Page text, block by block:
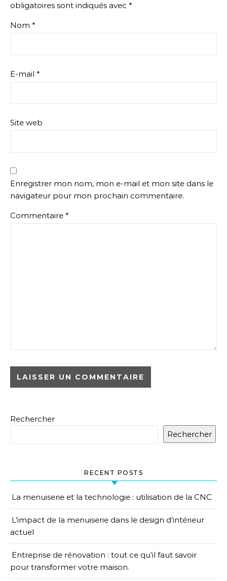
obligatoires sont indiqués avec *
Nom *
E-mail *
Site web
Enregistrer mon nom, mon e-mail et mon site dans le
navigateur pour mon prochain commentaire.
Commentaire *
Rechercher
Rechercher
RECENT POSTS
La menuiserie et la technologie : utilisation de la CNC
L’impact de la menuiserie dans le design d’intérieur
actuel
Entreprise de rénovation : tout ce qu’il faut savoir
pour transformer votre maison.